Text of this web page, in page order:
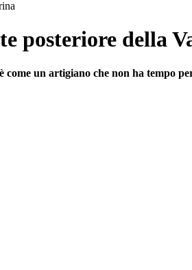
posteriore della
un artigiano che non ha tempo